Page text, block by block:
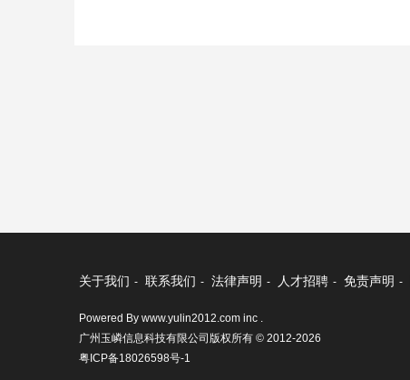
关于我们 - 联系我们 - 法律声明 - 人才招聘 - 免责声明 -
Powered By www.yulin2012.com inc .
广州玉嶙信息科技有限公司版权所有 © 2012-2026
粤ICP备18026598号-1